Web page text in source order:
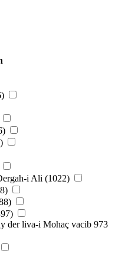
i Ali (1022)
der liva-i Mohaç vacib 973